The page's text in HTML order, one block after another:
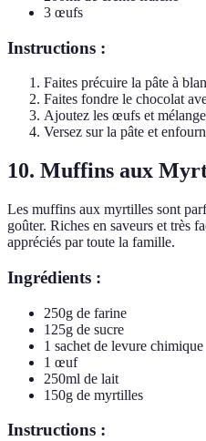
3 œufs
Instructions :
Faites précuire la pâte à
Faites fondre le chocolat
Ajoutez les œufs et
Versez sur la pâte et
10. Muffins aux
Les muffins aux myrtilles sont
goûter. Riches en saveurs et très
appréciés par toute la famille.
Ingrédients :
250g de farine
125g de sucre
1 sachet de levure chimique
1 œuf
250ml de lait
150g de myrtilles
Instructions :